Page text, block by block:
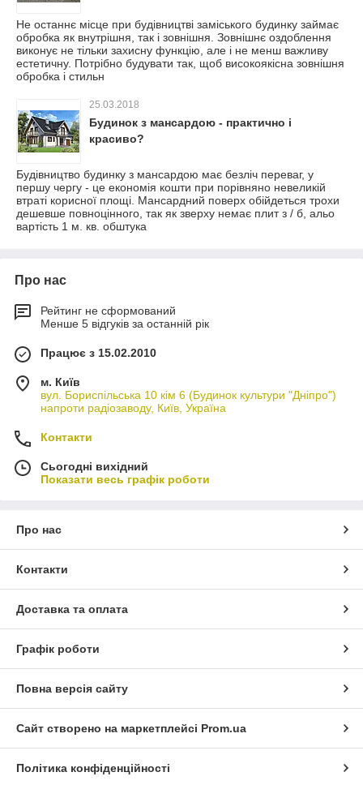
Не останнє місце при будівництві заміського будинку займає
обробка як внутрішня, так і зовнішня. Зовнішнє оздоблення
виконує не тільки захисну функцію, але і не менш важливу
естетичну. Потрібно будувати так, щоб високоякісна зовнішня
обробка і стильн
25.03.2018
Будинок з мансардою - практично і
красиво?
Будівництво будинку з мансардою має безліч переваг, у
першу чергу - це економія кошти при порівняно невеликій
втраті корисної площі. Мансардний поверх обійдеться трохи
дешевше повноцінного, так як зверху немає плит з / б, альо
вартість 1 м. кв. обштука
Про нас
Рейтинг не сформований
Менше 5 відгуків за останній рік
Працює з 15.02.2010
м. Київ
вул. Бориспільська 10 кім 6 (Будинок культури "Дніпро")
напроти радіозаводу, Київ, Україна
Контакти
Сьогодні вихідний
Показати весь графік роботи
Про нас
Контакти
Доставка та оплата
Графік роботи
Повна версія сайту
Сайт створено на маркетплейсі Prom.ua
Політика конфіденційності